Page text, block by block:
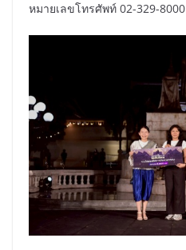
หมายเลขโทรศัพท์ 02-329-8000